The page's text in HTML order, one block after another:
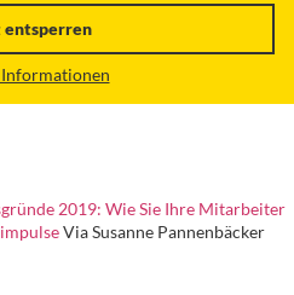
entsperren
2019: Wie Sie Ihre Mitarbeiter
Via Susanne Pannenbäcker